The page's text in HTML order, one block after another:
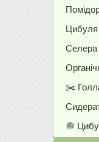
Цибуля
Селера
✂️
🧅